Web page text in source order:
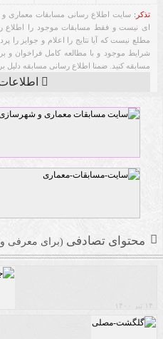
تذکر: سایت اطلاع رسانی مسابقات معماری و
ای نیست و فقط مسابقات موجود را اطلاع
مطلع نیست که آیا نتایج را اعلام و جوایز را
شرایط موجود و با مطالعه کامل فراخوان
مسابقه کنید. ضمنا اطلاع رسانی مسابقه دلیل
محتوای تصادفی (برای معرفی و
جایزه معماری حفاظت و احیا ی
۱۴ تیر ۱۴۰۰